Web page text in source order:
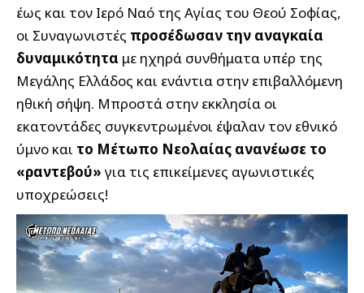
έως και τον Ιερό Ναό της Αγίας του Θεού Σοφίας,
οι Συναγωνιστές προσέδωσαν την αναγκαία
δυναμικότητα με ηχηρά συνθήματα υπέρ της
Μεγάλης Ελλάδος και ενάντια στην επιβαλλόμενη
ηθική σήψη. Μπροστά στην εκκλησία οι
εκατοντάδες συγκεντρωμένοι έψαλαν τον εθνικό
ύμνο και το Μέτωπο Νεολαίας ανανέωσε το
«ραντεβού»για τις επικείμενες αγωνιστικές
υποχρεώσεις!